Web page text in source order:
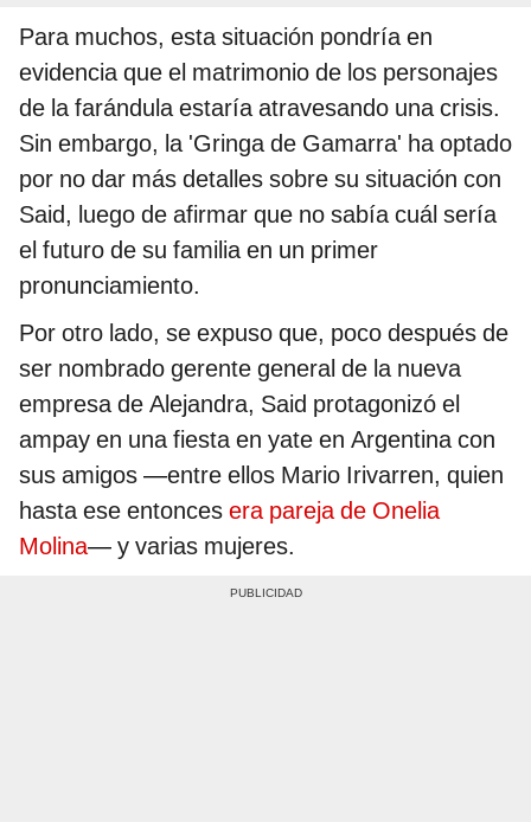
Para muchos, esta situación pondría en
evidencia que el matrimonio de los personajes
de la farándula estaría atravesando una crisis.
Sin embargo, la 'Gringa de Gamarra' ha optado
por no dar más detalles sobre su situación con
Said, luego de afirmar que no sabía cuál sería
el futuro de su familia en un primer
pronunciamiento.
Por otro lado, se expuso que, poco después de
ser nombrado gerente general de la nueva
empresa de Alejandra, Said protagonizó el
ampay en una fiesta en yate en Argentina con
sus amigos —entre ellos Mario Irivarren, quien
hasta ese entonces era pareja de Onelia
Molina— y varias mujeres.